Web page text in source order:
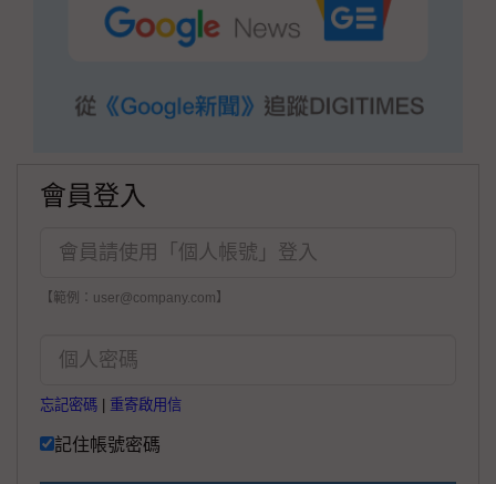
會員登入
【範例：user@company.com】
忘記密碼 重寄啟用信
記住帳號密碼